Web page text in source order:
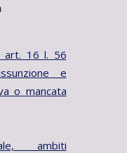
art. 16 l. 56
e
o mancata
ambiti